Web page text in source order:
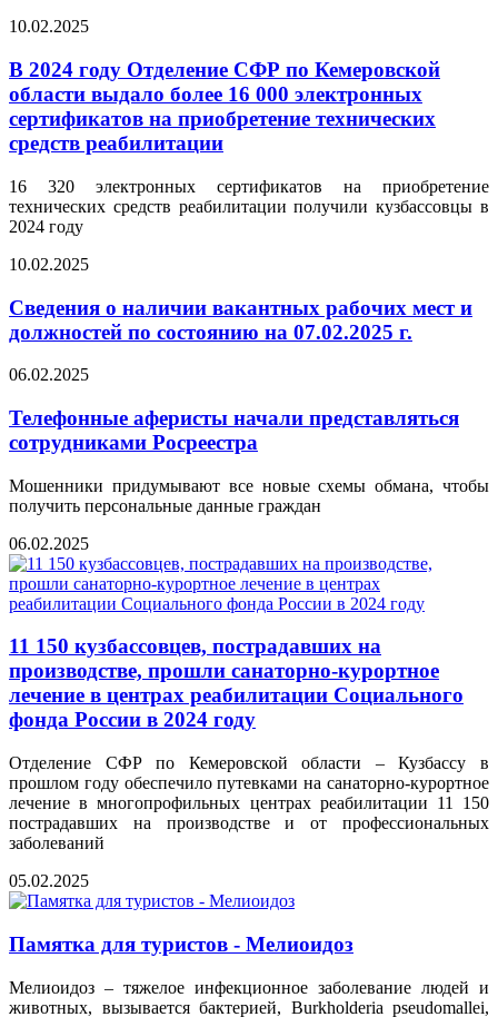
10.02.2025
В 2024 году Отделение СФР по Кемеровской
области выдало более 16 000 электронных
сертификатов на приобретение технических
средств реабилитации
16 320 электронных сертификатов на приобретение
технических средств реабилитации получили кузбассовцы в
2024 году
10.02.2025
Сведения о наличии вакантных рабочих мест и
должностей по состоянию на 07.02.2025 г.
06.02.2025
Телефонные аферисты начали представляться
сотрудниками Росреестра
Мошенники придумывают все новые схемы обмана, чтобы
получить персональные данные граждан
06.02.2025
11 150 кузбассовцев, пострадавших на
производстве, прошли санаторно-курортное
лечение в центрах реабилитации Социального
фонда России в 2024 году
Отделение СФР по Кемеровской области – Кузбассу в
прошлом году обеспечило путевками на санаторно-курортное
лечение в многопрофильных центрах реабилитации 11 150
пострадавших на производстве и от профессиональных
заболеваний
05.02.2025
Памятка для туристов - Мелиоидоз
Мелиоидоз – тяжелое инфекционное заболевание людей и
животных, вызывается бактерией, Burkholderia pseudomallei,